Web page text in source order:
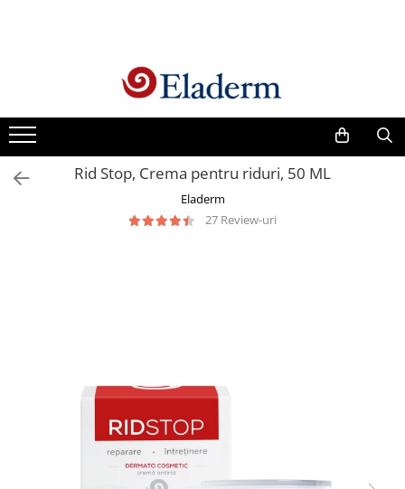
Vezi toate produsele
Creme cu protectie solara
Produse Antirid
Produse Hidratante
Lotiuni tonice
Produse pentru curatare
Creme Emoliente
Rid Stop, Crema pentru riduri, 50 ML
Eladerm
27 Review-uri